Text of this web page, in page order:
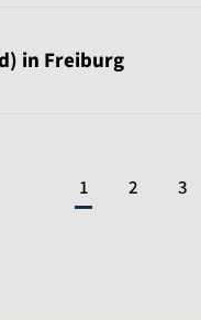
in Freiburg
1 2 3